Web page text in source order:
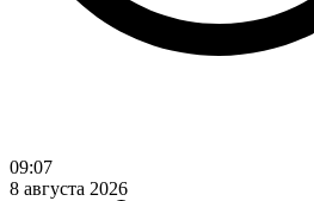
09:07
8 августа 2026